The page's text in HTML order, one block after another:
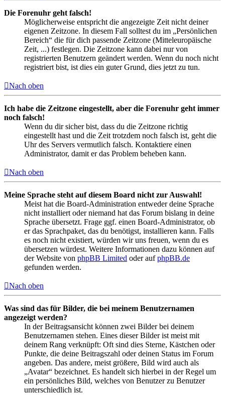
Die Forenuhr geht falsch!
Möglicherweise entspricht die angezeigte Zeit nicht deiner
eigenen Zeitzone. In diesem Fall solltest du im „Persönlichen
Bereich“ die für dich passende Zeitzone (Mitteleuropäische
Zeit, ...) festlegen. Die Zeitzone kann dabei nur von
registrierten Benutzern geändert werden. Wenn du noch nicht
registriert bist, ist dies ein guter Grund, dies jetzt zu tun.
Nach oben
Ich habe die Zeitzone eingestellt, aber die Forenuhr geht immer
noch falsch!
Wenn du dir sicher bist, dass du die Zeitzone richtig
eingestellt hast und die Zeit trotzdem noch falsch ist, geht die
Uhr des Servers vermutlich falsch. Kontaktiere einen
Administrator, damit er das Problem beheben kann.
Nach oben
Meine Sprache steht auf diesem Board nicht zur Auswahl!
Meist hat die Board-Administration entweder deine Sprache
nicht installiert oder niemand hat das Forum bislang in deine
Sprache übersetzt. Frage ggf. einen Board-Administrator, ob
er das Sprachpaket, das du benötigst, installieren kann. Falls
es noch nicht existiert, würden wir uns freuen, wenn du es
übersetzen würdest. Weitere Informationen dazu können auf
der Website von phpBB Limited oder aufphpBB.de
gefunden werden.
Nach oben
Was sind das für Bilder, die bei meinem Benutzernamen
angezeigt werden?
In der Beitragsansicht können zwei Bilder bei deinem
Benutzernamen stehen. Eines dieser Bilder ist meist mit
deinem Rang verknüpft: Oft sind dies Sterne, Kästchen oder
Punkte, die deine Beitragszahl oder deinen Status im Forum
angeben. Das andere, meist größere, Bild wird auch als
„Avatar“ bezeichnet. Es handelt sich hierbei in der Regel um
ein persönliches Bild, welches von Benutzer zu Benutzer
unterschiedlich ist.